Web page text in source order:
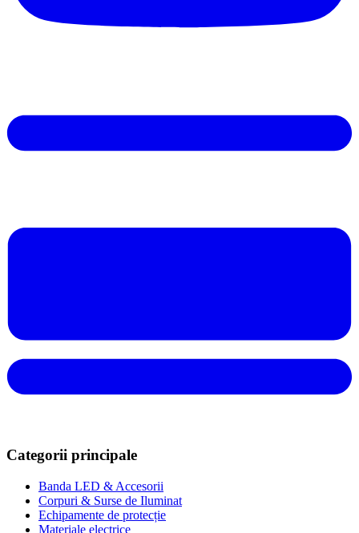
Categorii principale
Banda LED & Accesorii
Corpuri & Surse de Iluminat
Echipamente de protecție
Materiale electrice